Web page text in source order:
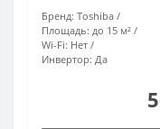
Бренд: Toshiba
Площадь: до 15 м²
Wi-Fi: Нет
Инвертор: Да